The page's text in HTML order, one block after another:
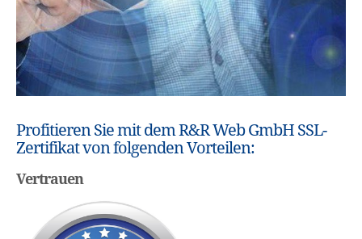
Profitieren Sie mit dem R&R Web GmbH SSL-
Zertifikat von folgenden Vorteilen:
Vertrauen